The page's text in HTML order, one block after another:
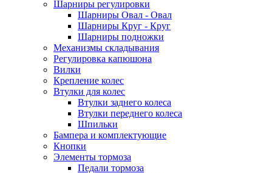
Шарниры регулировки
Шарниры Овал - Овал
Шарниры Круг - Круг
Шарниры подножки
Механизмы складывания
Регулировка капюшона
Вилки
Крепление колес
Втулки для колес
Втулки заднего колеса
Втулки переднего колеса
Шпильки
Бампера и комплектующие
Кнопки
Элементы тормоза
Педали тормоза